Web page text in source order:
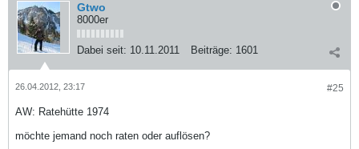
Gtwo
8000er
Dabei seit: 10.11.2011 Beiträge: 1601
#25
26.04.2012, 23:17
AW: Ratehütte 1974
möchte jemand noch raten oder auflösen?